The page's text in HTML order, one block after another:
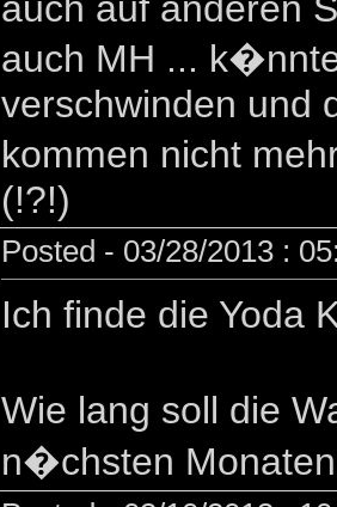
auch MH ...
verschwinden und
kommen nicht
(!?!)
Posted - 03/28/2013 :
Ich finde die Yoda
Wie lang soll die
n�chsten